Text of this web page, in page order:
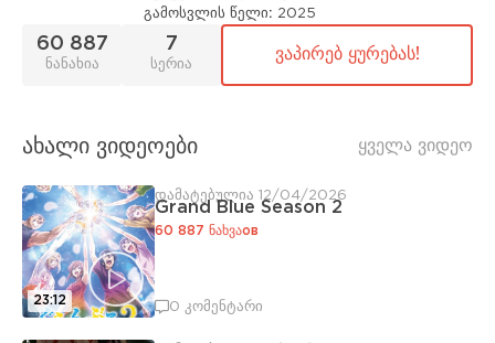
გამოსვლის წელი: 2025
60 887
ნანახია
7
სერია
ვაპირებ ყურებას!
ახალი ვიდეოები ყველა ვიდეო
23:12
დამატებულია 12/04/2026
Grand Blue Season 2
60 887 ნახვაов
0 კომენტარი